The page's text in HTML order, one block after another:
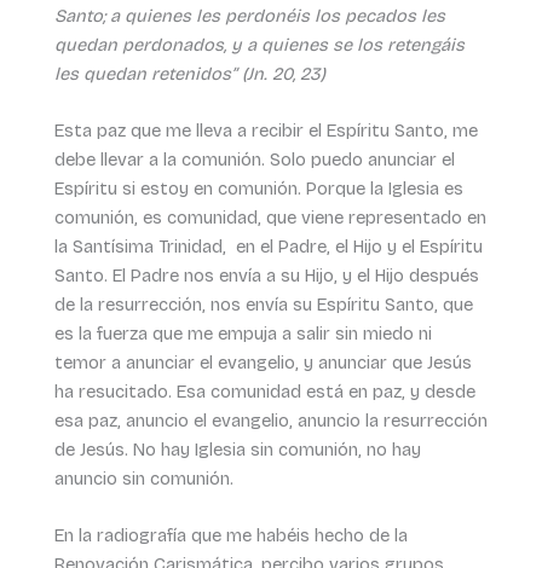
Santo; a quienes les perdonéis los pecados les
quedan perdonados, y a quienes se los retengáis
les quedan retenidos” (Jn. 20, 23)
Esta paz que me lleva a recibir el Espíritu Santo, me
debe llevar a la comunión. Solo puedo anunciar el
Espíritu si estoy en comunión. Porque la Iglesia es
comunión, es comunidad, que viene representado en
la Santísima Trinidad, en el Padre, el Hijo y el Espíritu
Santo. El Padre nos envía a su Hijo, y el Hijo después
de la resurrección, nos envía su Espíritu Santo, que
es la fuerza que me empuja a salir sin miedo ni
temor a anunciar el evangelio, y anunciar que Jesús
ha resucitado. Esa comunidad está en paz, y desde
esa paz, anuncio el evangelio, anuncio la resurrección
de Jesús. No hay Iglesia sin comunión, no hay
anuncio sin comunión.
En la radiografía que me habéis hecho de la